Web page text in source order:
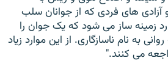
آزادی های فردی که از جوانان سلب
زمینه ساز می شود که یک جوان را
به نام ناسازگاری. از این موارد زیاد
می کنند."